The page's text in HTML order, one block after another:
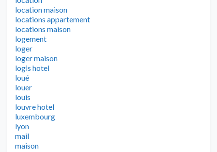
location maison
locations appartement
locations maison
logement
loger
loger maison
logis hotel
loué
louer
louis
louvre hotel
luxembourg
lyon
mail
maison